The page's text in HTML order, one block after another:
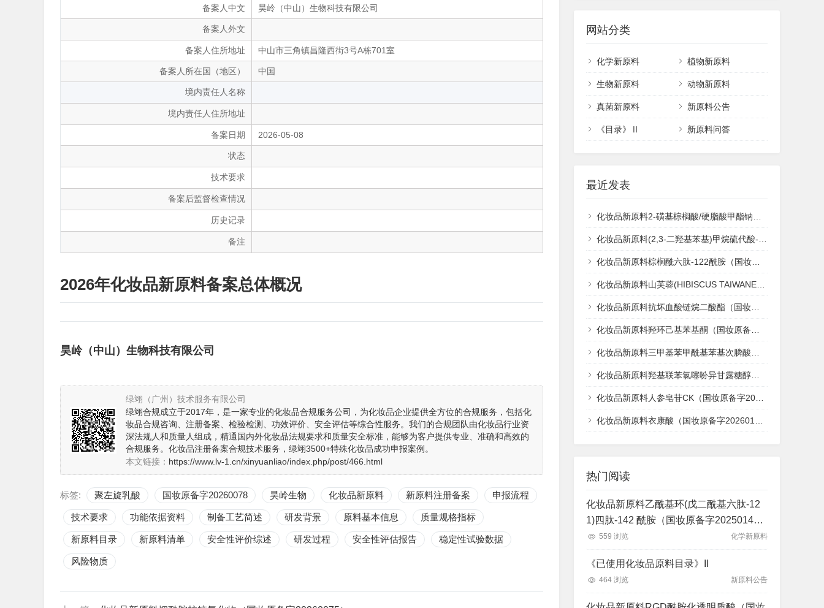
备案人中文 昊岭（中山）生物科技有限公司
备案人外文
备案人住所地址 中山市三角镇昌隆西街3号A栋701室
备案人所在国（地区） 中国
境内责任人名称
境内责任人住所地址
备案日期 2026-05-08
状态
技术要求
备案后监督检查情况
历史记录
备注
2026年化妆品新原料备案总体概况
昊岭（中山）生物科技有限公司
绿翊（广州）技术服务有限公司
绿翊合规成立于2017年，是一家专业的化妆品合规服务公司，为化妆品企业提供全方位的合规服务，包括化
妆品合规咨询、注册备案、检验检测、功效评价、安全评估等综合性服务。我们的合规团队由化妆品行业资
深法规人和质量人组成，精通国内外化妆品法规要求和质量安全标准，能够为客户提供专业、准确和高效的
合规服务。化妆品注册备案合规技术服务，绿翊3500+特殊化妆品成功申报案例。
本文链接： https://www.lv-1.cn/xinyuanliao/index.php/post/466.html
标签: 聚左旋乳酸 国妆原备字20260078 昊岭生物 化妆品新原料 新原料注册备案 申报流程
技术要求 功能依据资料 制备工艺简述 研发背景 原料基本信息 质量规格指标
新原料目录 新原料清单 安全性评价综述 研发过程 安全性评估报告 稳定性试验数据
风险物质
网站分类
化学新原料 植物新原料
生物新原料 动物新原料
真菌新原料 新原料公告
《目录》Ⅱ 新原料问答
最近发表
化妆品新原料2-磺基棕榈酸/硬脂酸甲酯钠（国妆原备字20260119）
化妆品新原料(2,3-二羟基苯基)甲烷硫代酸-S-{8-[(4,4,4-三氟丁基)硫基]辛基}酯（国妆原备字20260118）
化妆品新原料棕榈酰六肽-122酰胺（国妆原备字20260117）
化妆品新原料山芙蓉(HIBISCUS TAIWANENSIS)根/茎提取物（国妆原备字20260116）
化妆品新原料抗坏血酸链烷二酸酯（国妆原备字20260115）
化妆品新原料羟环己基苯基酮（国妆原备字20260114）
化妆品新原料三甲基苯甲酰基苯基次膦酸乙酯（国妆原备字20260113）
化妆品新原料羟基联苯氯噻吩异甘露糖醇氨基甲酸酯（国妆原备字20260112）
化妆品新原料人参皂苷CK（国妆原备字20260111）
化妆品新原料衣康酸（国妆原备字20260110）
热门阅读
化妆品新原料乙酰基环(戊二酰基六肽-12
1)四肽-142 酰胺（国妆原备字2025014
8）559 浏览 化学新原料
《已使用化妆品原料目录》II
464 浏览 新原料公告